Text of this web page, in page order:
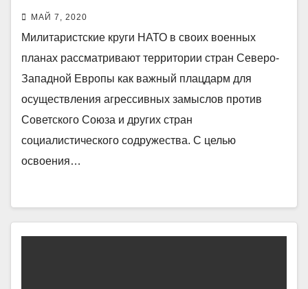
фрост-75»
МАЙ 7, 2020
Милитаристские круги НАТО в своих военных
планах рассматривают территории стран Северо-
Западной Европы как важный плацдарм для
осуществления агрессивных замыслов против
Советского Союза и других стран
социалистического содружества. С целью
освоения…